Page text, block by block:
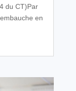
du CT)Par
en